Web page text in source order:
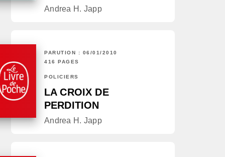
Andrea H. Japp
PARUTION : 06/01/2010
416 PAGES
POLICIERS
LA CROIX DE
PERDITION
Andrea H. Japp